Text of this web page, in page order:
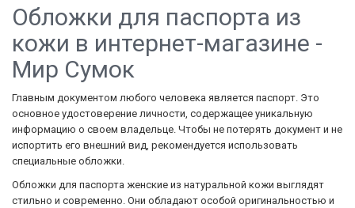
Обложки для паспорта из
кожи в интернет-магазине -
Мир Сумок
Главным документом любого человека является паспорт. Это
основное удостоверение личности, содержащее уникальную
информацию о своем владельце. Чтобы не потерять документ и не
испортить его внешний вид, рекомендуется использовать
специальные обложки.
Обложки для паспорта женские из натуральной кожи выглядят
стильно и современно. Они обладают особой оригинальностью и